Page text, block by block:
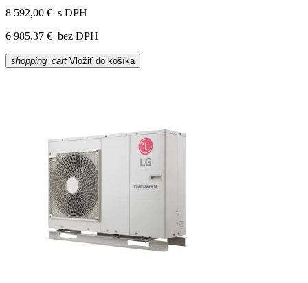
8 592,00 € s DPH
6 985,37 € bez DPH
shopping_cart Vložiť do košíka